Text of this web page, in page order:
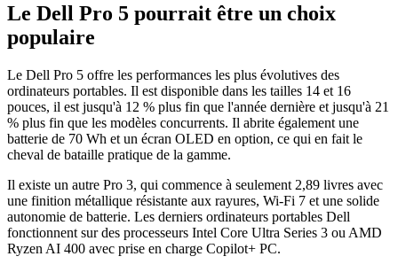
Le Dell Pro 5 pourrait être un choix
populaire
Le Dell Pro 5 offre les performances les plus évolutives des
ordinateurs portables. Il est disponible dans les tailles 14 et 16
pouces, il est jusqu'à 12 % plus fin que l'année dernière et jusqu'à 21
% plus fin que les modèles concurrents. Il abrite également une
batterie de 70 Wh et un écran OLED en option, ce qui en fait le
cheval de bataille pratique de la gamme.
Il existe un autre Pro 3, qui commence à seulement 2,89 livres avec
une finition métallique résistante aux rayures, Wi-Fi 7 et une solide
autonomie de batterie. Les derniers ordinateurs portables Dell
fonctionnent sur des processeurs Intel Core Ultra Series 3 ou AMD
Ryzen AI 400 avec prise en charge Copilot+ PC.